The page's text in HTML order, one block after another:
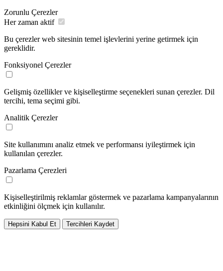
Zorunlu Çerezler
Her zaman aktif
Bu çerezler web sitesinin temel işlevlerini yerine getirmek için
gereklidir.
Fonksiyonel Çerezler
Gelişmiş özellikler ve kişiselleştirme seçenekleri sunan çerezler. Dil
tercihi, tema seçimi gibi.
Analitik Çerezler
Site kullanımını analiz etmek ve performansı iyileştirmek için
kullanılan çerezler.
Pazarlama Çerezleri
Kişiselleştirilmiş reklamlar göstermek ve pazarlama kampanyalarının
etkinliğini ölçmek için kullanılır.
Hepsini Kabul Et Tercihleri Kaydet